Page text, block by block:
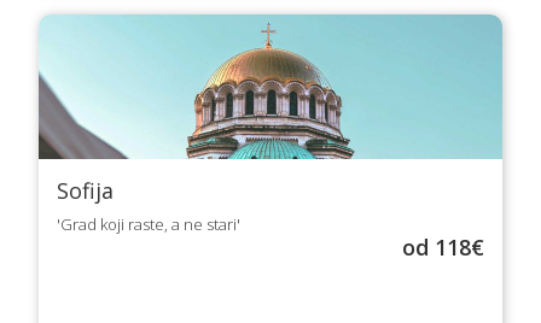
Sofija
'Grad koji raste, a ne stari'
od 118€